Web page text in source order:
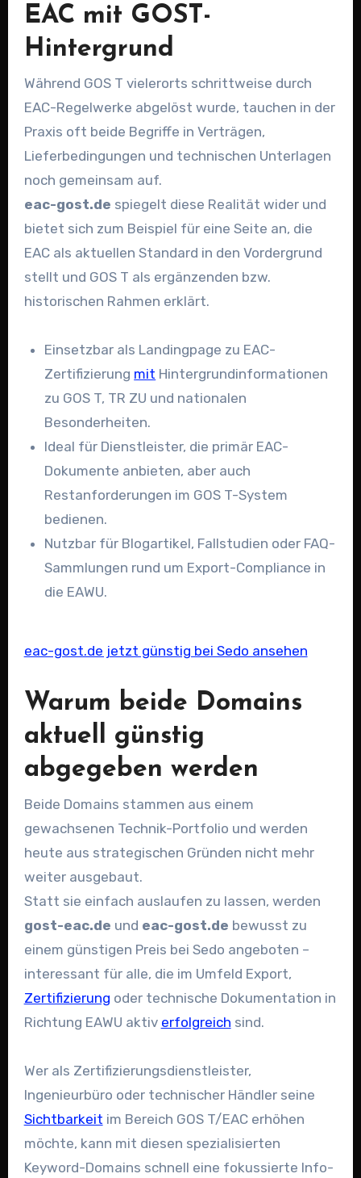
EAC mit GOST-
Hintergrund
Während GOS T vielerorts schrittweise durch
EAC-Regelwerke abgelöst wurde, tauchen in der
Praxis oft beide Begriffe in Verträgen,
Lieferbedingungen und technischen Unterlagen
noch gemeinsam auf.
eac-gost.de spiegelt diese Realität wider und
bietet sich zum Beispiel für eine Seite an, die
EAC als aktuellen Standard in den Vordergrund
stellt und GOS T als ergänzenden bzw.
historischen Rahmen erklärt.
Einsetzbar als Landingpage zu EAC-
Zertifizierung mit Hintergrundinformationen
zu GOS T, TR ZU und nationalen
Besonderheiten.
Ideal für Dienstleister, die primär EAC-
Dokumente anbieten, aber auch
Restanforderungen im GOS T-System
bedienen.
Nutzbar für Blogartikel, Fallstudien oder FAQ-
Sammlungen rund um Export-Compliance in
die EAWU.
eac-gost.de jetzt günstig bei Sedo ansehen
Warum beide Domains
aktuell günstig
abgegeben werden
Beide Domains stammen aus einem
gewachsenen Technik-Portfolio und werden
heute aus strategischen Gründen nicht mehr
weiter ausgebaut.
Statt sie einfach auslaufen zu lassen, werden
gost-eac.de und eac-gost.de bewusst zu
einem günstigen Preis bei Sedo angeboten –
interessant für alle, die im Umfeld Export,
Zertifizierung oder technische Dokumentation in
Richtung EAWU aktiv erfolgreich sind.
Wer als Zertifizierungsdienstleister,
Ingenieurbüro oder technischer Händler seine
Sichtbarkeit im Bereich GOS T/EAC erhöhen
möchte, kann mit diesen spezialisierten
Keyword-Domains schnell eine fokussierte Info-